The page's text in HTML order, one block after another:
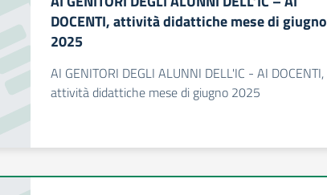
DOCENTI, attività didattiche mese di giugno
2025
AI GENITORI DEGLI ALUNNI DELL'IC - AI DOCENTI,
attività didattiche mese di giugno 2025